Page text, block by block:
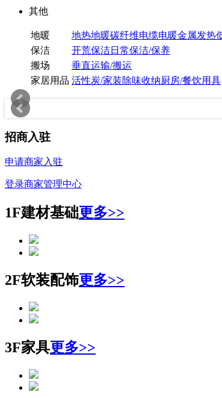
其他
地暖 地热地暖碳纤维电缆电暖金属发热
保洁
开荒保洁日常保洁/保养
搬场
垂直运输/搬运
家居用品 活性炭/家装除味收纳厨房/餐饮用具
招商入驻
申请商家入驻
登录商家管理中心
1F建材基础更多>>
2F软装配饰更多>>
3F家具更多>>